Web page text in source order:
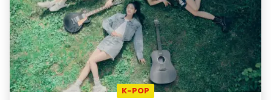
K-POP